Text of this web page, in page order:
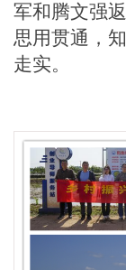
军和腾文强
思用贯通 ，
走实。